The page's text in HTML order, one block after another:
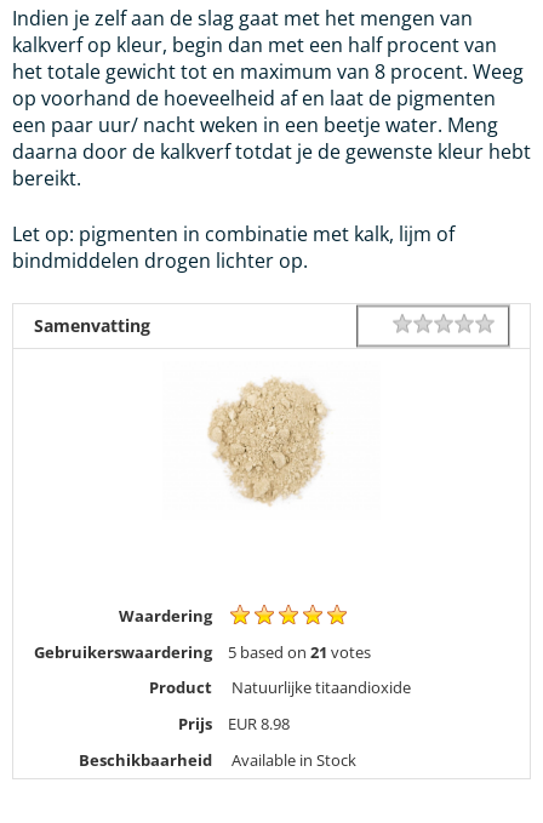
Indien je zelf aan de slag gaat met het mengen van
kalkverf op kleur, begin dan met een half procent van
het totale gewicht tot en maximum van 8 procent. Weeg
op voorhand de hoeveelheid af en laat de pigmenten
een paar uur/ nacht weken in een beetje water. Meng
daarna door de kalkverf totdat je de gewenste kleur hebt
bereikt.
Let op: pigmenten in combinatie met kalk, lijm of
bindmiddelen drogen lichter op.
Samenvatting Rating 1 star
2
3
4
5
Waardering
Gebruikerswaardering
5based on 21 votes
Product
Natuurlijke titaandioxide
Prijs
EUR8.98
Beschikbaarheid
Available in Stock